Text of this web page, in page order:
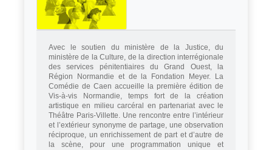
Avec le soutien du ministère de la Justice, du
ministère de la Culture, de la direction interrégionale
des services pénitentiaires du Grand Ouest, la
Région Normandie et de la Fondation Meyer. La
Comédie de Caen accueille la première édition de
Vis-à-vis Normandie, temps fort de la création
artistique en milieu carcéral en partenariat avec le
Théâtre Paris-Villette. Une rencontre entre l’intérieur
et l’extérieur synonyme de partage, une observation
réciproque, un enrichissement de part et d’autre de
la scène, pour une programmation unique et